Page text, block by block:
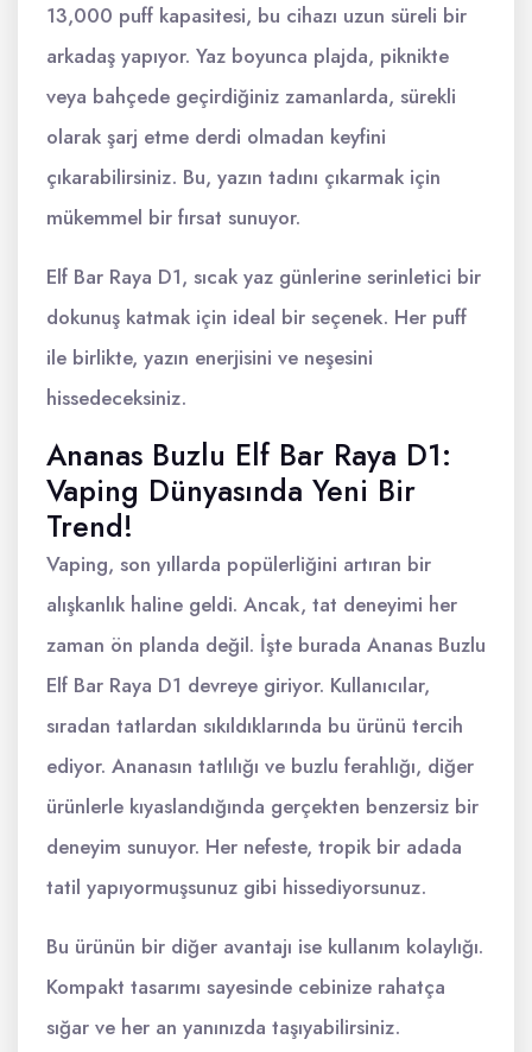
13,000 puff kapasitesi, bu cihazı uzun süreli bir
arkadaş yapıyor. Yaz boyunca plajda, piknikte
veya bahçede geçirdiğiniz zamanlarda, sürekli
olarak şarj etme derdi olmadan keyfini
çıkarabilirsiniz. Bu, yazın tadını çıkarmak için
mükemmel bir fırsat sunuyor.
Elf Bar Raya D1, sıcak yaz günlerine serinletici bir
dokunuş katmak için ideal bir seçenek. Her puff
ile birlikte, yazın enerjisini ve neşesini
hissedeceksiniz.
Ananas Buzlu Elf Bar Raya D1:
Vaping Dünyasında Yeni Bir
Trend!
Vaping, son yıllarda popülerliğini artıran bir
alışkanlık haline geldi. Ancak, tat deneyimi her
zaman ön planda değil. İşte burada Ananas Buzlu
Elf Bar Raya D1 devreye giriyor. Kullanıcılar,
sıradan tatlardan sıkıldıklarında bu ürünü tercih
ediyor. Ananasın tatlılığı ve buzlu ferahlığı, diğer
ürünlerle kıyaslandığında gerçekten benzersiz bir
deneyim sunuyor. Her nefeste, tropik bir adada
tatil yapıyormuşsunuz gibi hissediyorsunuz.
Bu ürünün bir diğer avantajı ise kullanım kolaylığı.
Kompakt tasarımı sayesinde cebinize rahatça
sığar ve her an yanınızda taşıyabilirsiniz.